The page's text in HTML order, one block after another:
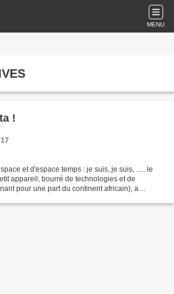
MENU
!
et d'espace temps : je suis, je suis, ..... le
appareil, bourré de technologies et de
pour une part du continent africain), a